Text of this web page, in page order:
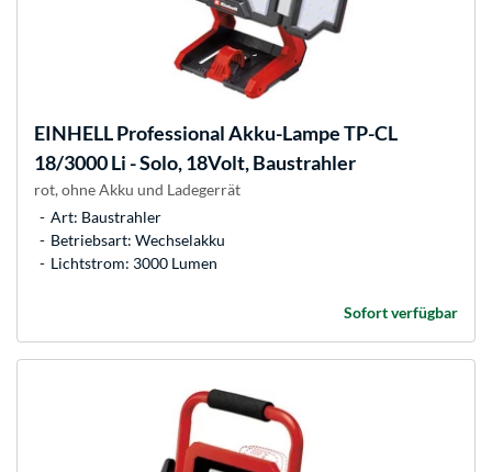
EINHELLProfessional Akku-Lampe TP-CL
18/3000 Li - Solo, 18Volt, Baustrahler
rot, ohne Akku und Ladegerrät
Art: Baustrahler
Betriebsart: Wechselakku
Lichtstrom: 3000 Lumen
Sofort verfügbar